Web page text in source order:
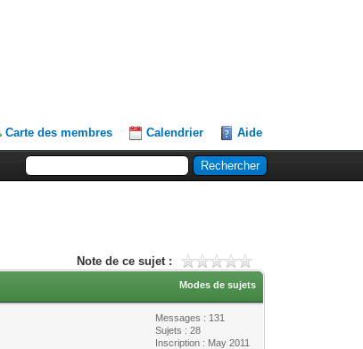
Carte des membres Calendrier Aide
Note de ce sujet :
Modes de sujets
Messages : 131
Sujets : 28
Inscription : May 2011